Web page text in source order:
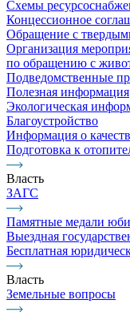
Схемы
Концессионное
Обращение с
Организация
по обращению с
Подведомственные
Полезная информация
Экологическая
Благоустройство
Информация о
Подготовка к
Власть
ЗАГС
Памятные медали
Выездная
Бесплатная
Власть
Земельные вопросы